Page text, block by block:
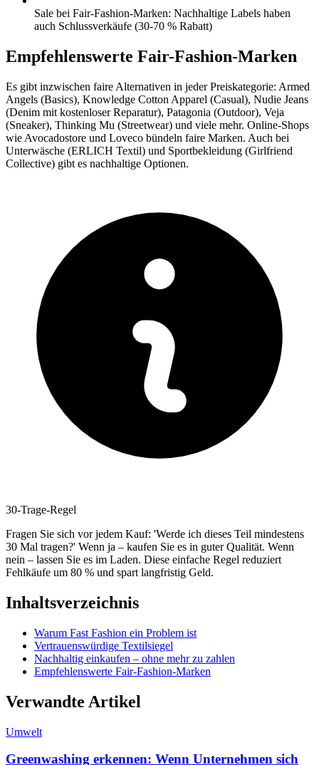
Sale bei Fair-Fashion-Marken: Nachhaltige Labels haben
auch Schlussverkäufe (30-70 % Rabatt)
Empfehlenswerte Fair-Fashion-Marken
Es gibt inzwischen faire Alternativen in jeder Preiskategorie: Armed
Angels (Basics), Knowledge Cotton Apparel (Casual), Nudie Jeans
(Denim mit kostenloser Reparatur), Patagonia (Outdoor), Veja
(Sneaker), Thinking Mu (Streetwear) und viele mehr. Online-Shops
wie Avocadostore und Loveco bündeln faire Marken. Auch bei
Unterwäsche (ERLICH Textil) und Sportbekleidung (Girlfriend
Collective) gibt es nachhaltige Optionen.
30-Trage-Regel
Fragen Sie sich vor jedem Kauf: 'Werde ich dieses Teil mindestens
30 Mal tragen?' Wenn ja – kaufen Sie es in guter Qualität. Wenn
nein – lassen Sie es im Laden. Diese einfache Regel reduziert
Fehlkäufe um 80 % und spart langfristig Geld.
Inhaltsverzeichnis
Warum Fast Fashion ein Problem ist
Vertrauenswürdige Textilsiegel
Nachhaltig einkaufen – ohne mehr zu zahlen
Empfehlenswerte Fair-Fashion-Marken
Verwandte Artikel
Umwelt
Greenwashing erkennen: Wenn Unternehmen sich